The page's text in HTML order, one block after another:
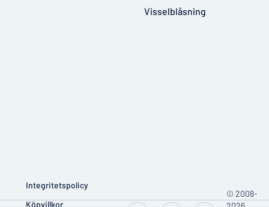
Visselblåsning
Integritetspolicy
Köpvillkor
© 2008-